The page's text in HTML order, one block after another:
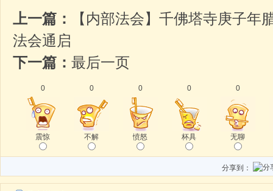
上一篇：
【内部法会】千佛塔寺庚子年
法会通启
下一篇： 最后一页
0
震惊
0
不解
0
愤怒
0
杯具
0
无聊
分享到：